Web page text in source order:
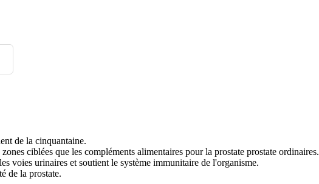
de la cinquantaine.
ciblées que les compléments alimentaires pour la prostate prostate ordinaires.
voies urinaires et soutient le système immunitaire de l'organisme.
de la prostate.